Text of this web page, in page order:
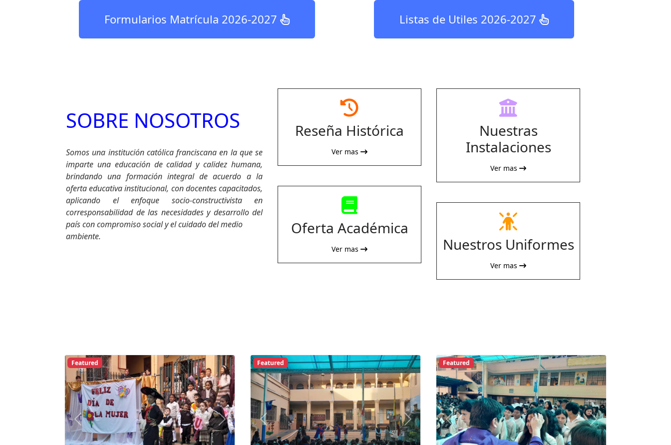
Formularios Matrícula 2026-2027 Listas de Utiles 2026-2027
SOBRE NOSOTROS
Somos una institución católica franciscana en la que se
imparte una educación de calidad y calidez humana,
brindando una formación integral de acuerdo a la
oferta educativa institucional, con docentes capacitados,
aplicando el enfoque socio-constructivista en
corresponsabilidad de las necesidades y desarrollo del
país con compromiso social y el cuidado del medio
ambiente.
fas
clock-
left
Reseña Histórica
Ver mas
fa-
book
Oferta Académica
Ver mas
fas
fa-
building-
columns
Nuestras
Instalaciones
Ver mas
fa-
person-
Nuestros Uniformes
Ver mas
Previous Next
Featured
Previous Next
Featured
Previous Next
Featured